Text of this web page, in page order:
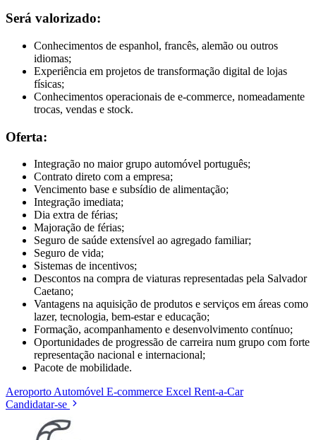
Será valorizado:
Conhecimentos de espanhol, francês, alemão ou outros
idiomas;
Experiência em projetos de transformação digital de lojas
físicas;
Conhecimentos operacionais de e-commerce, nomeadamente
trocas, vendas e stock.
Oferta:
Integração no maior grupo automóvel português;
Contrato direto com a empresa;
Vencimento base e subsídio de alimentação;
Integração imediata;
Dia extra de férias;
Majoração de férias;
Seguro de saúde extensível ao agregado familiar;
Seguro de vida;
Sistemas de incentivos;
Descontos na compra de viaturas representadas pela Salvador
Caetano;
Vantagens na aquisição de produtos e serviços em áreas como
lazer, tecnologia, bem-estar e educação;
Formação, acompanhamento e desenvolvimento contínuo;
Oportunidades de progressão de carreira num grupo com forte
representação nacional e internacional;
Pacote de mobilidade.
Aeroporto Automóvel E-commerce Excel Rent-a-Car
Candidatar-se